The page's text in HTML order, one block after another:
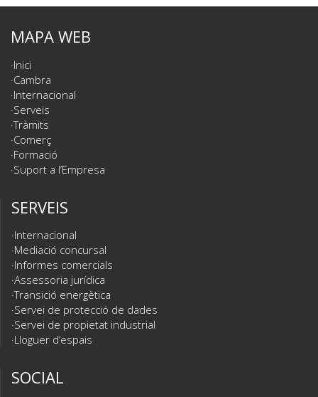
MAPA WEB
Inici
Cambra
Internacional
Serveis
Tràmits
Comerç
Formació
Suport a l’Empresa
SERVEIS
Internacional
Mediació concursal
Informes comercials
Assessoria jurídica
Transició energètica
Servei de protecció de dades
Servei de propietat industrial
Lloguer d’espais
SOCIAL